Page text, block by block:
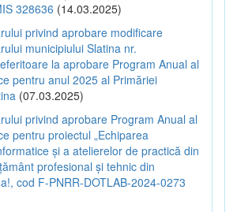
328636 (14.03.2025)
privind aprobare modificare
municipiului Slatina nr.
la aprobare Program Anual al
pentru anul 2025 al Primăriei
(07.03.2025)
privind aprobare Program Anual al
pentru proiectul „Echiparea
și a atelierelor de practică din
profesional și tehnic din
cod F-PNRR-DOTLAB-2024-0273